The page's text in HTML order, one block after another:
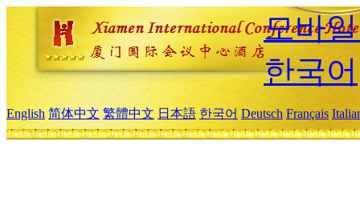
모바
한국어
English 简体中文 繁體中文 日本語 한국어 Deutsch Français